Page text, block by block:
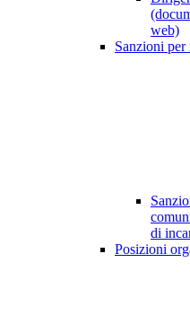
web)
Sanzioni per
di
Posizioni